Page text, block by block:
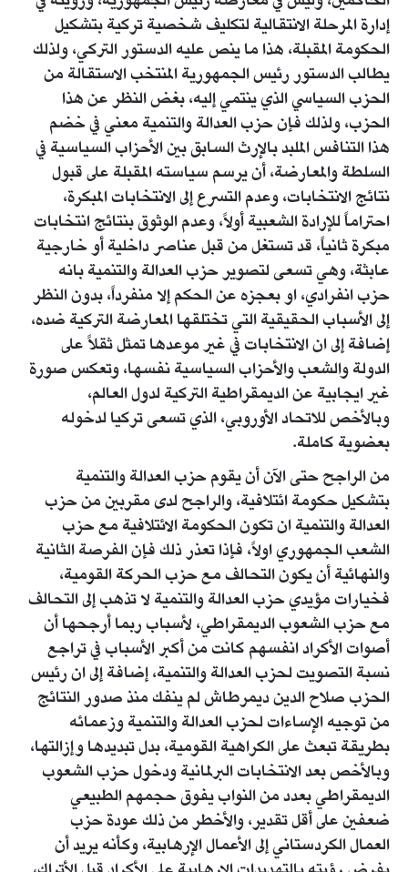
إدارة المرحلة الانتقالية لتكليف شخصية تركية بتشكيل
الحكومة المقبلة، هذا ما ينص عليه الدستور التركي، ولذلك
يطالب الدستور رئيس الجمهورية المنتخب الاستقالة من
الحزب السياسي الذي ينتمي إليه، بغض النظر عن هذا
الحزب، ولذلك فإن حزب العدالة والتنمية معني في خضم
هذا التنافس الملبد بالإرث السابق بين الأحزاب السياسية في
السلطة والمعارضة، أن يرسم سياسته المقبلة على قبول
نتائج الانتخابات، وعدم التسرع إلى الانتخابات المبكرة،
احتراماً للإرادة الشعبية أولاً، وعدم الوثوق بنتائج انتخابات
مبكرة ثانياً، قد تستغل من قبل عناصر داخلية أو خارجية
عابثة، وهي تسعى لتصوير حزب العدالة والتنمية بانه
حزب انفرادي، او بعجزه عن الحكم إلا منفرداً، بدون النظر
إلى الأسباب الحقيقية التي تختلقها المعارضة التركية ضده،
إضافة إلى ان الانتخابات في غير موعدها تمثل ثقلاً على
الدولة والشعب والأحزاب السياسية نفسها، وتعكس صورة
غير ايجابية عن الديمقراطية التركية لدول العالم،
وبالأخص للاتحاد الأوروبي، الذي تسعى تركيا لدخوله
بعضوية كاملة.
من الراجح حتى الآن أن يقوم حزب العدالة والتنمية
بتشكيل حكومة ائتلافية، والراجح لدى مقربين من حزب
العدالة والتنمية ان تكون الحكومة الائتلافية مع حزب
الشعب الجمهوري اولاً، فإذا تعذر ذلك فإن الفرصة الثانية
والنهائية أن يكون التحالف مع حزب الحركة القومية،
فخيارات مؤيدي حزب العدالة والتنمية لا تذهب إلى التحالف
مع حزب الشعوب الديمقراطي، لأسباب ربما أرجحها أن
أصوات الأكراد انفسهم كانت من أكبر الأسباب في تراجع
نسبة التصويت لحزب العدالة والتنمية، إضافة إلى ان رئيس
الحزب صلاح الدين ديمرطاش لم ينفك منذ صدور النتائج
من توجيه الإساءات لحزب العدالة والتنمية وزعمائه
بطريقة تبعث على الكراهية القومية، بدل تبديدها وإزالتها،
وبالأخص بعد الانتخابات البرلمانية ودخول حزب الشعوب
الديمقراطي بعدد من النواب يفوق حجمهم الطبيعي
ضعفين على أقل تقدير، والأخطر من ذلك عودة حزب
العمال الكردستاني إلى الأعمال الإرهابية، وكأنه يريد أن